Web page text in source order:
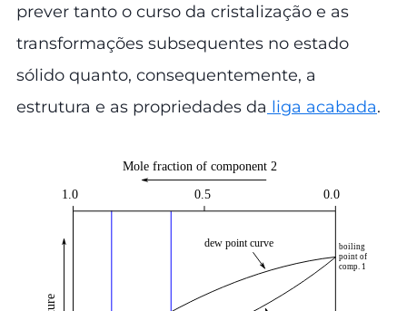
prever tanto o curso da cristalização e as
transformações subsequentes no estado
sólido quanto, consequentemente, a
estrutura e as propriedades da liga acabada.